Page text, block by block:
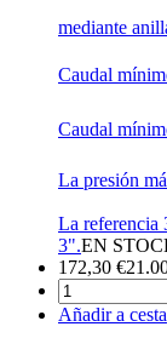
mediante
Caudal
Caudal
La presión
La referencia
3".EN
172,30 €
Añadir a cesta